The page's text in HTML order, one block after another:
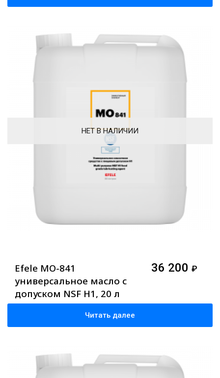
НЕТ В НАЛИЧИИ
Efele MO-841
универсальное масло с
допуском NSF H1, 20 л
36 200 ₽
Читать далее